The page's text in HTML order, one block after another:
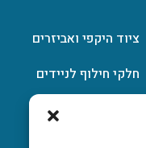
ציוד היקפי ואביזרים
חלקי חילוף לניידים